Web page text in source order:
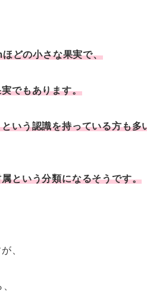
どの小さな果実で、
でもあります。
いう認識を持っている方も多
という分類になるそうです。
、